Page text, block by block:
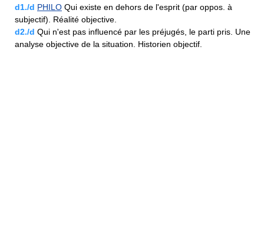
d1./d PHILO Qui existe en dehors de l'esprit (par oppos. à
subjectif). Réalité objective.
d2./d Qui n'est pas influencé par les préjugés, le parti pris. Une
analyse objective de la situation. Historien objectif.